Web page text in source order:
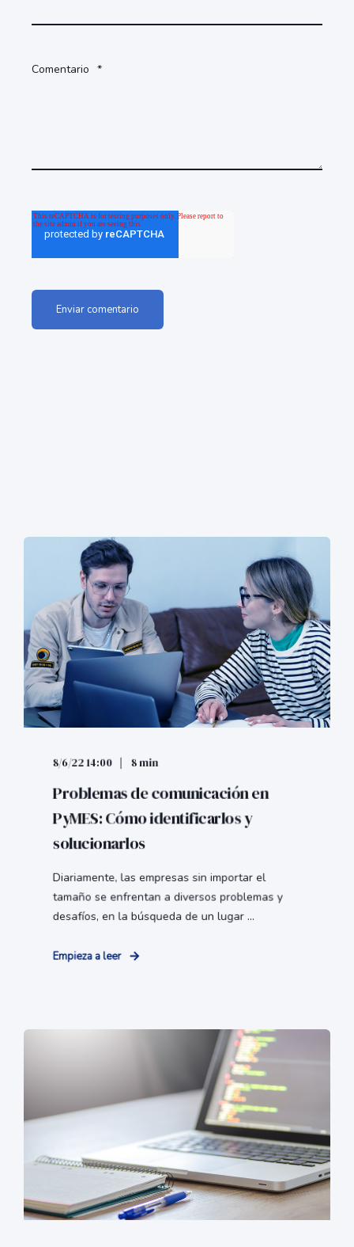
Comentario *
8/6/22 14:00 8 min
Problemas de comunicación en
PyMES: Cómo identificarlos y
solucionarlos
Diariamente, las empresas sin importar el
tamaño se enfrentan a diversos problemas y
desafíos, en la búsqueda de un lugar ...
Empieza a leer